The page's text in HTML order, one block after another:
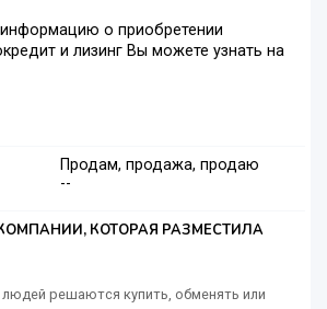
о приобретении
и лизинг Вы можете узнать на
Продам, продажа, продаю
--
КОТОРАЯ РАЗМЕСТИЛА
решаются купить, обменять или